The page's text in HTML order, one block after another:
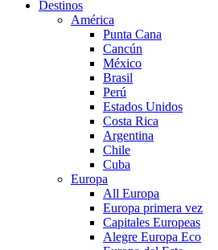
Destinos
América
Punta Cana
Cancún
México
Brasil
Perú
Estados Unidos
Costa Rica
Argentina
Chile
Cuba
Europa
All Europa
Europa primera vez
Capitales Europeas
Alegre Europa Eco